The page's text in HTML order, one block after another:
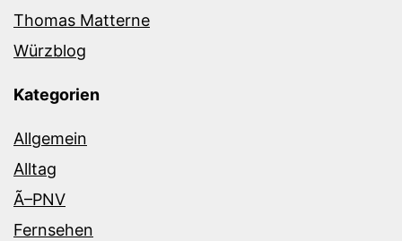
Thomas Matterne
Würzblog
Kategorien
Allgemein
Alltag
Ã–PNV
Fernsehen